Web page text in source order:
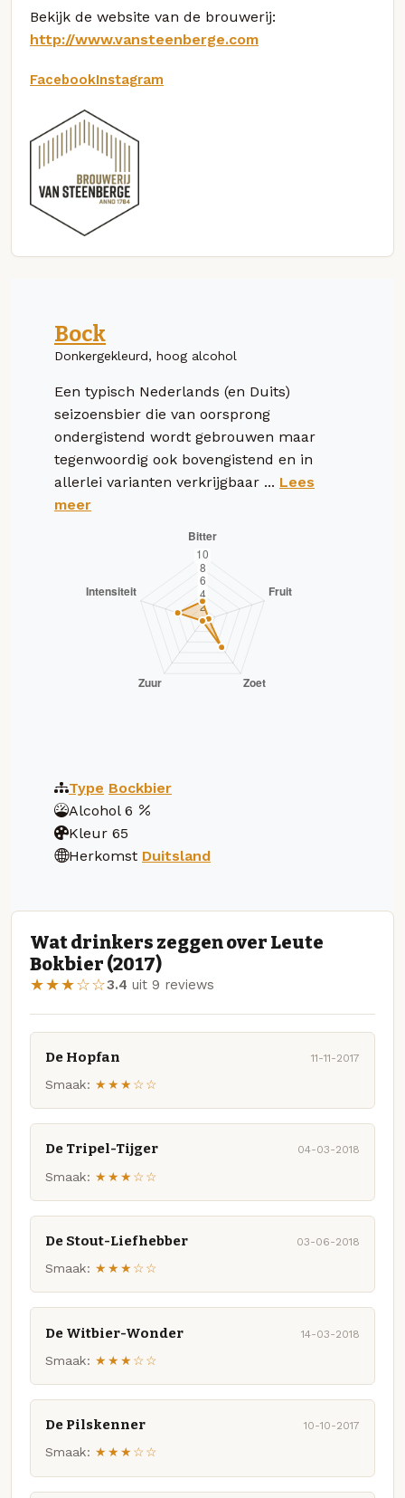
Bekijk de website van de brouwerij:
http://www.vansteenberge.com
FacebookInstagram
Bock
Donkergekleurd, hoog alcohol
Een typisch Nederlands (en Duits)
seizoensbier die van oorsprong
ondergistend wordt gebrouwen maar
tegenwoordig ook bovengistend en in
allerlei varianten verkrijgbaar ... Lees
meer
Type Bockbier
Alcohol 6
Kleur 65
Herkomst Duitsland
Wat drinkers zeggen over Leute
Bokbier (2017)
★★★☆☆3.4 uit 9 reviews
De Hopfan 11-11-2017
Smaak: ★★★☆☆
De Tripel-Tijger 04-03-2018
Smaak: ★★★☆☆
De Stout-Liefhebber 03-06-2018
Smaak: ★★★☆☆
De Witbier-Wonder 14-03-2018
Smaak: ★★★☆☆
De Pilskenner 10-10-2017
Smaak: ★★★☆☆